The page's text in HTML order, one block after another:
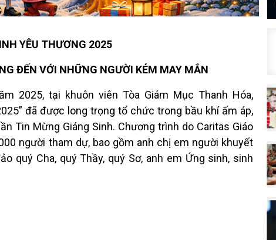
YÊU THƯƠNG 2025
ĐẾN VỚI NHỮNG NGƯỜI KÉM MAY MẮN
2025, tại khuôn viên Tòa Giám Mục Thanh Hóa,
đã được long trọng tổ chức trong bầu khí ấm áp,
Tin Mừng Giáng Sinh. Chương trình do Caritas Giáo
người tham dự, bao gồm anh chị em người khuyết
quý Cha, quý Thầy, quý Sơ, anh em Ứng sinh, sinh